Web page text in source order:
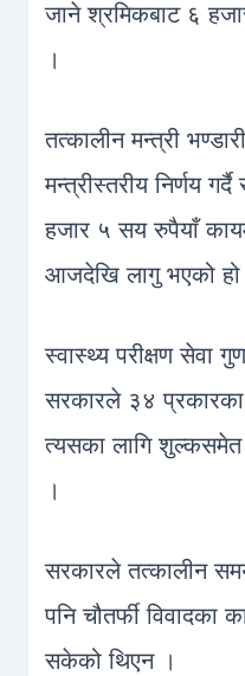
जाने श्रमिकबाट ६
।
तत्कालीन मन्त्री
मन्त्रीस्तरीय निर्णय
हजार ५ सय रुपैयाँ
आजदेखि लागु भएको हो
स्वास्थ्य परीक्षण सेवा
सरकारले ३४ प्रकारका
त्यसका लागि शुल्कसमेत
।
सरकारले तत्कालीन
पनि चौतर्फी विवादका
सकेको थिएन ।